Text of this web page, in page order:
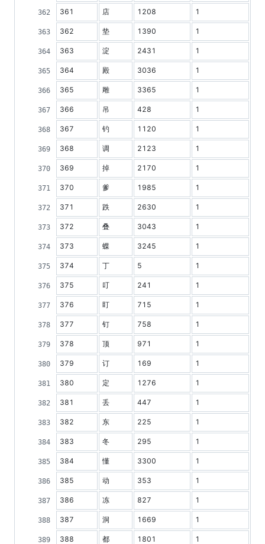
361 店 1208 1
362 垫 1390 1
363 淀 2431 1
364 殿 3036 1
365 雕 3365 1
366 吊 428 1
367 钓 1120 1
368 调 2123 1
369 掉 2170 1
370 爹 1985 1
371 跌 2630 1
372 叠 3043 1
373 蝶 3245 1
374 丁 5 1
375 叮 241 1
376 盯 715 1
377 钉 758 1
378 顶 971 1
379 订 169 1
380 定 1276 1
381 丢 447 1
382 东 225 1
383 冬 295 1
384 懂 3300 1
385 动 353 1
386 冻 827 1
387 洞 1669 1
388 都 1801 1